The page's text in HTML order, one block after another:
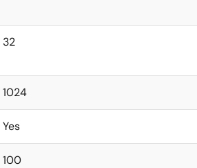
32
1024
Yes
100